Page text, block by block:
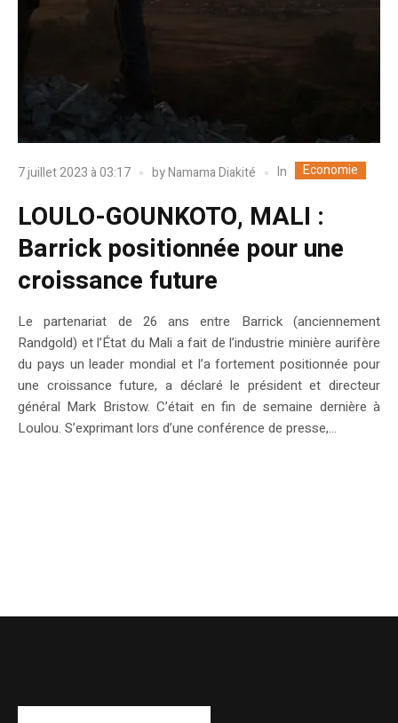
7 juillet 2023 à 03:17 byNamama Diakité In Economie
LOULO-GOUNKOTO, MALI :
Barrick positionnée pour une
croissance future
Le partenariat de 26 ans entre Barrick (anciennement
Randgold) et l’État du Mali a fait de l’industrie minière aurifère
du pays un leader mondial et l’a fortement positionnée pour
une croissance future, a déclaré le président et directeur
général Mark Bristow. C’était en fin de semaine dernière à
Loulou. S’exprimant lors d’une conférence de presse,...